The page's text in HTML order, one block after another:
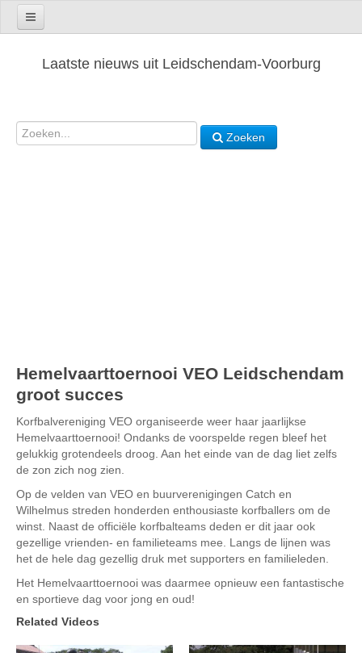
Laatste nieuws uit Leidschendam-Voorburg
Zoeken
Hemelvaarttoernooi VEO Leidschendam
groot succes
Korfbalvereniging VEO organiseerde weer haar jaarlijkse
Hemelvaarttoernooi! Ondanks de voorspelde regen bleef het
gelukkig grotendeels droog. Aan het einde van de dag liet zelfs
de zon zich nog zien.
Op de velden van VEO en buurverenigingen Catch en
Wilhelmus streden honderden enthousiaste korfballers om de
winst. Naast de officiële korfbalteams deden er dit jaar ook
gezellige vrienden- en familieteams mee. Langs de lijnen was
het de hele dag gezellig druk met supporters en familieleden.
Het Hemelvaarttoernooi was daarmee opnieuw een fantastische
en sportieve dag voor jong en oud!
Related Videos